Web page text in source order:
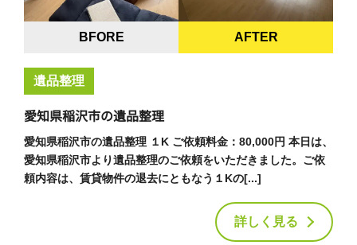
BFORE AFTER
遺品整理
愛知県稲沢市の遺品整理
愛知県稲沢市の遺品整理 １K ご依頼料金：80,000円 本日は、
愛知県稲沢市より遺品整理のご依頼をいただきました。ご依
頼内容は、賃貸物件の退去にともなう１Kの[...]
詳しく見る